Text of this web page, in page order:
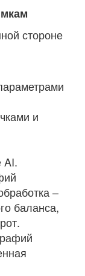
стороне
и
AI.
–
баланса,